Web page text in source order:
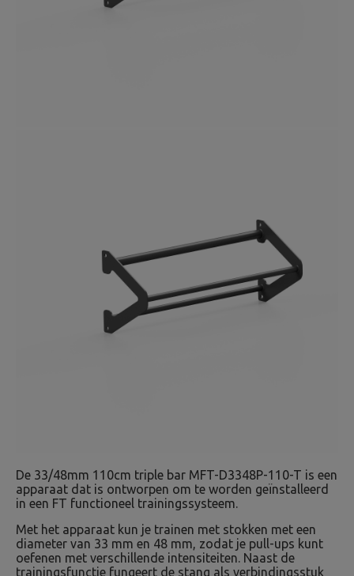
De 33/48mm 110cm triple bar MFT-D3348P-110-T is een
apparaat dat is ontworpen om te worden geïnstalleerd
in een FT functioneel trainingssysteem.
Met het apparaat kun je trainen met stokken met een
diameter van 33 mm en 48 mm, zodat je pull-ups kunt
oefenen met verschillende intensiteiten. Naast de
trainingsfunctie fungeert de stang als verbindingsstuk